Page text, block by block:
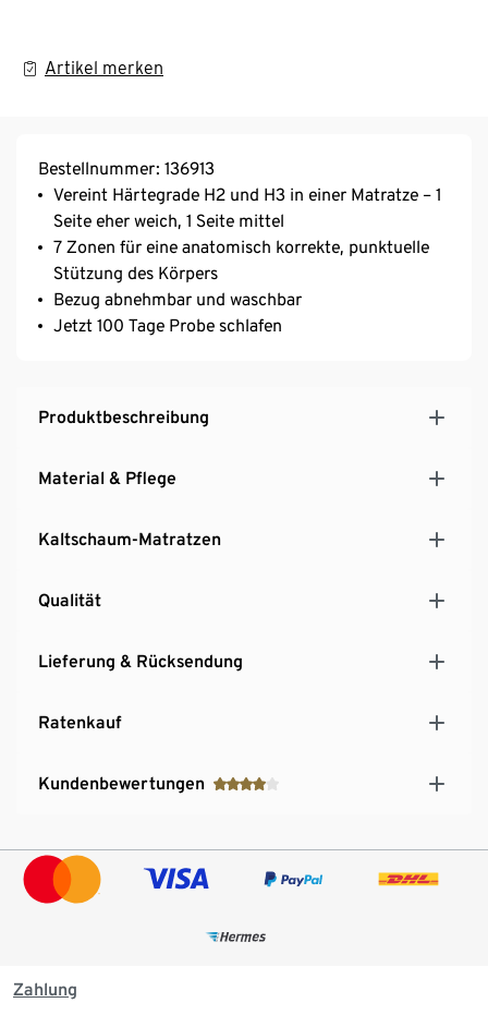
Artikel merken
Bestellnummer: 136913
Vereint Härtegrade H2 und H3 in einer Matratze – 1
Seite eher weich, 1 Seite mittel
7 Zonen für eine anatomisch korrekte, punktuelle
Stützung des Körpers
Bezug abnehmbar und waschbar
Jetzt 100 Tage Probe schlafen
Produktbeschreibung
Material & Pflege
Kaltschaum-Matratzen
Qualität
Lieferung & Rücksendung
Ratenkauf
Kundenbewertungen
Zahlung